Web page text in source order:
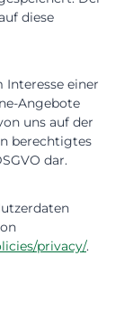
diese
einer
Angebote
uns auf der
berechtigtes
dar.
privacy/.